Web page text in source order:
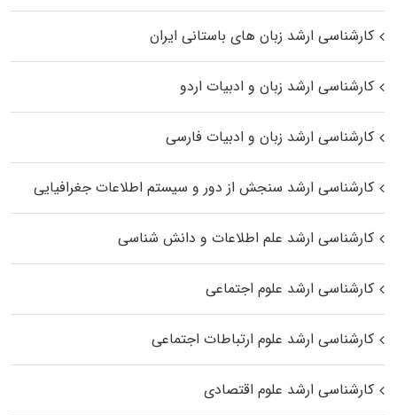
کارشناسی ارشد زبان‌ های باستانی ایران
کارشناسی ارشد زبان و ادبیات اردو
کارشناسی ارشد زبان و ادبیات فارسی
کارشناسی ارشد سنجش از دور و سیستم اطلاعات جغرافیایی
کارشناسی ارشد علم اطلاعات و دانش شناسی
کارشناسی ارشد علوم اجتماعی
کارشناسی ارشد علوم ارتباطات اجتماعی
کارشناسی ارشد علوم اقتصادی